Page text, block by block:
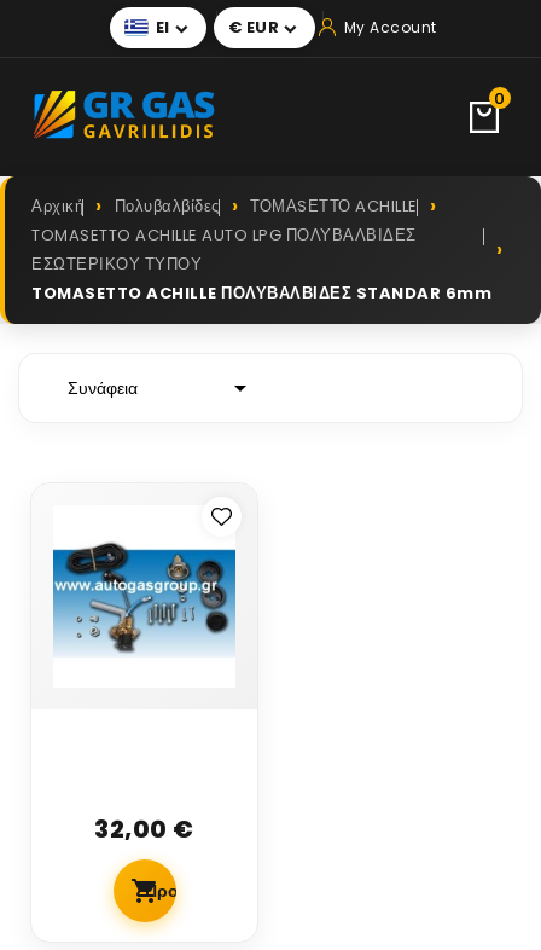
El  € EUR  My Account
0
Αρχική Πολυβαλβίδες
ТОМАSЕТТО ACHILLE
TOMASETTO ACHILLE AUTO LPG ΠΟΛΥΒΑΛΒΙΔΕΣ
ΕΣΩΤΕΡΙΚΟΥ ΤΥΠΟΥ
TOMASETTO ACHILLE ΠΟΛΥΒΑΛΒΙΔΕΣ STANDAR 6mm
Συνάφεια 
ΠΟΛΥΒΑΛΒΙΔΕΣ
ΕΣΩΤΕΡΙΚΟΥ
ΤΥΠΟΥ
32,00 €
Προσθήκη Στο Καλάθι